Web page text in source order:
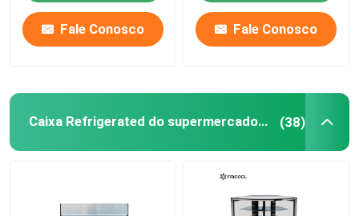
Fale Conosco Fale Conosco
Caixa Refrigerated do supermercado fino (38)